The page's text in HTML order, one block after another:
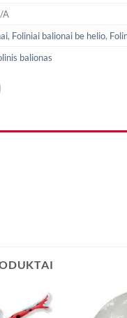
A
, Foliniai balionai be helio,
balionas